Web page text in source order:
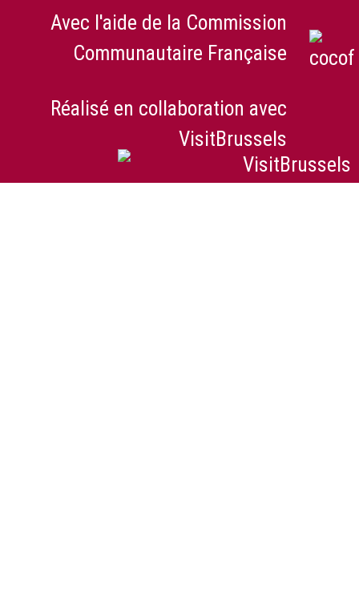
Avec l'aide de la Commission
Communautaire Française
Réalisé en collaboration avec
VisitBrussels